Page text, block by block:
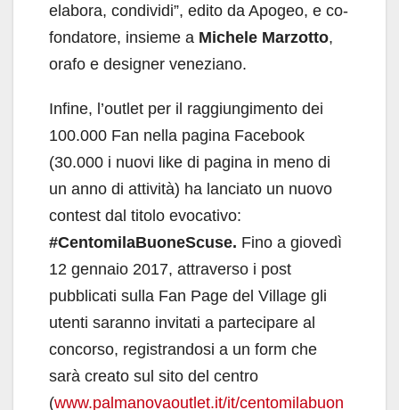
elabora, condividi”, edito da Apogeo, e co-
fondatore, insieme a Michele Marzotto,
orafo e designer veneziano.
Infine, l’outlet per il raggiungimento dei
100.000 Fan nella pagina Facebook
(30.000 i nuovi like di pagina in meno di
un anno di attività) ha lanciato un nuovo
contest dal titolo evocativo:
#CentomilaBuoneScuse. Fino a giovedì
12 gennaio 2017, attraverso i post
pubblicati sulla Fan Page del Village gli
utenti saranno invitati a partecipare al
concorso, registrandosi a un form che
sarà creato sul sito del centro
(www.palmanovaoutlet.it/it/centomilabuon